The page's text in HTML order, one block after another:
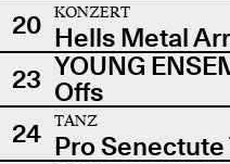
20
KONZERT
Hells Metal
23 YOUNG
Offs
24
TANZ
Pro